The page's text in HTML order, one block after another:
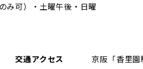
可）・土曜午後・日曜
交通アクセス
京阪「香里